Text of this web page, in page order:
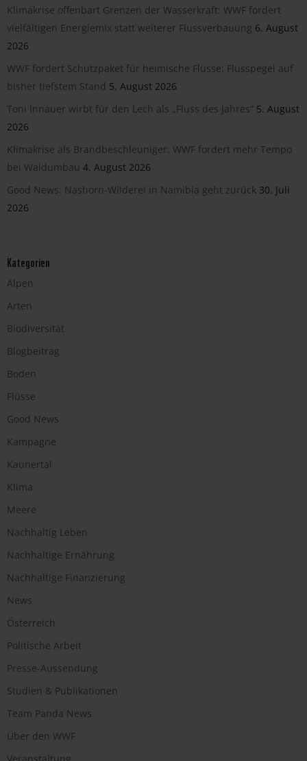
Klimakrise offenbart Grenzen der Wasserkraft: WWF fordert
vielfältigen Energiemix statt weiterer Flussverbauung 6. August
2026
WWF fordert Schutzpaket für heimische Flüsse: Flusspegel auf
bisher tiefstem Stand 5. August 2026
Toni Innauer wirbt für den Lech als „Fluss des Jahres“ 5. August
2026
Klimakrise als Brandbeschleuniger: WWF fordert mehr Tempo
bei Waldumbau 4. August 2026
Good News: Nashorn-Wilderei in Namibia geht zurück 30. Juli
2026
Kategorien
Alpen
Arten
Biodiversität
Blogbeitrag
Boden
Flüsse
Good News
Kampagne
Kaunertal
Klima
Meere
Nachhaltig Leben
Nachhaltige Ernährung
Nachhaltige Finanzierung
News
Österreich
Politische Arbeit
Presse-Aussendung
Studien & Publikationen
Team Panda News
Über den WWF